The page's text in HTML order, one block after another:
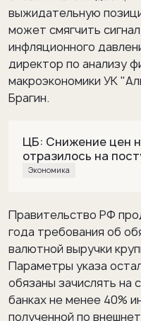
выжидательную
может смягчить
инфляционного
директор по анализу
макроэкономики УК
Брагин.
ЦБ: Снижение цен
отразилось на
Экономика
Правительство РФ
года требования об
валютной выручки
Параметры указа
обязаны зачислять на
банках не менее 40%
полученной по